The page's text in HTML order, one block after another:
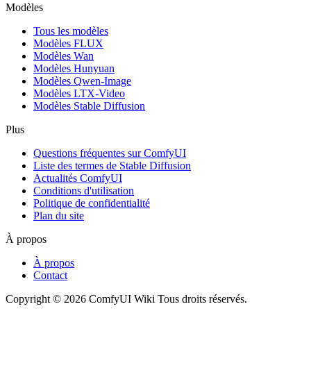
Modèles
Tous les modèles
Modèles FLUX
Modèles Wan
Modèles Hunyuan
Modèles Qwen-Image
Modèles LTX-Video
Modèles Stable Diffusion
Plus
Questions fréquentes sur ComfyUI
Liste des termes de Stable Diffusion
Actualités ComfyUI
Conditions d'utilisation
Politique de confidentialité
Plan du site
À propos
À propos
Contact
Copyright © 2026 ComfyUI Wiki Tous droits réservés.